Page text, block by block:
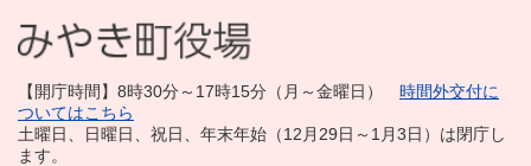
【開庁時間】8時30分～17時15分（月～金曜日） 時間外交付に
ついてはこちら
土曜日、日曜日、祝日、年末年始（12月29日～1月3日）は閉庁し
ます。